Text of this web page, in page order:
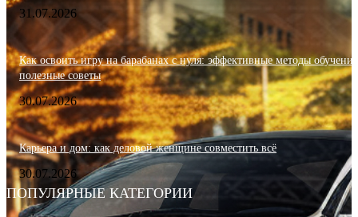
31.07.2026
Как освоить игру на барабанах с нуля: эффективные методы
полезные советы
30.07.2026
Карьера и дом: как деловой женщине совместить всё
30.07.2026
ПОПУЛЯРНЫЕ КАТЕГОРИИ